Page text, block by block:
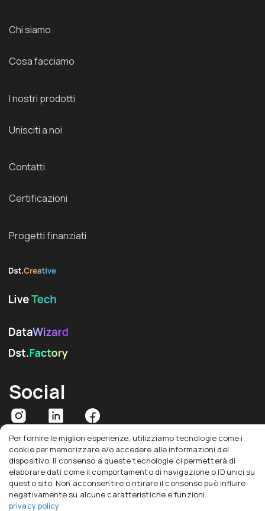
Per fornire le migliori esperienze, utilizziamo tecnologie come i
cookie per memorizzare e/o accedere alle informazioni del
dispositivo. Il consenso a queste tecnologie ci permetterà di
elaborare dati come il comportamento di navigazione o ID unici su
questo sito. Non acconsentire o ritirare il consenso può influire
negativamente su alcune caratteristiche e funzioni.
privacy policy
Chi siamo
Cosa facciamo
I nostri prodotti
Unisciti a noi
Contatti
Certificazioni
Progetti finanziati
Social
DSTECH S.r.l | Via Salaria, 719, 00138 – Roma | Viale Restelli 3/7, 20124 – Milano |
PI/CF: 09898921003 | Ufficio delle imprese di Roma | REA: RM – 1195715 |
Capitale sociale: 200.000 i.v | DS Tech Srl società soggetta alla direzione e